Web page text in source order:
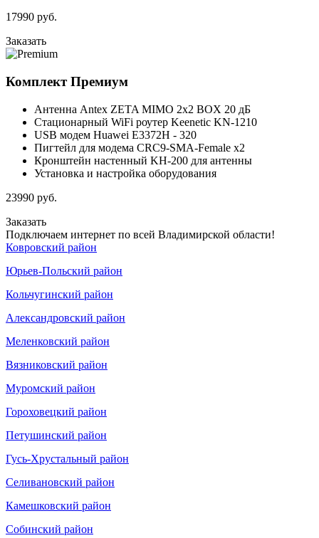
17990 руб.
Заказать
КомплектПремиум
Антенна Antex ZETA MIMO 2x2 BOX 20 дБ
Стационарный WiFi роутер Keenetic KN-1210
USB модем Huawei E3372H - 320
Пигтейл для модема CRC9-SMA-Female x2
Кронштейн настенный KH-200 для антенны
Установка и настройка оборудования
23990 руб.
Заказать
Подключаем интернет по всей Владимирской области!
Ковровский район
Юрьев-Польский район
Кольчугинский район
Александровский район
Меленковский район
Вязниковский район
Муромский район
Гороховецкий район
Петушинский район
Гусь-Хрустальный район
Селивановский район
Камешковский район
Собинский район